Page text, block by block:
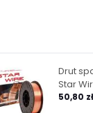
Drut
Star
50,80 zł